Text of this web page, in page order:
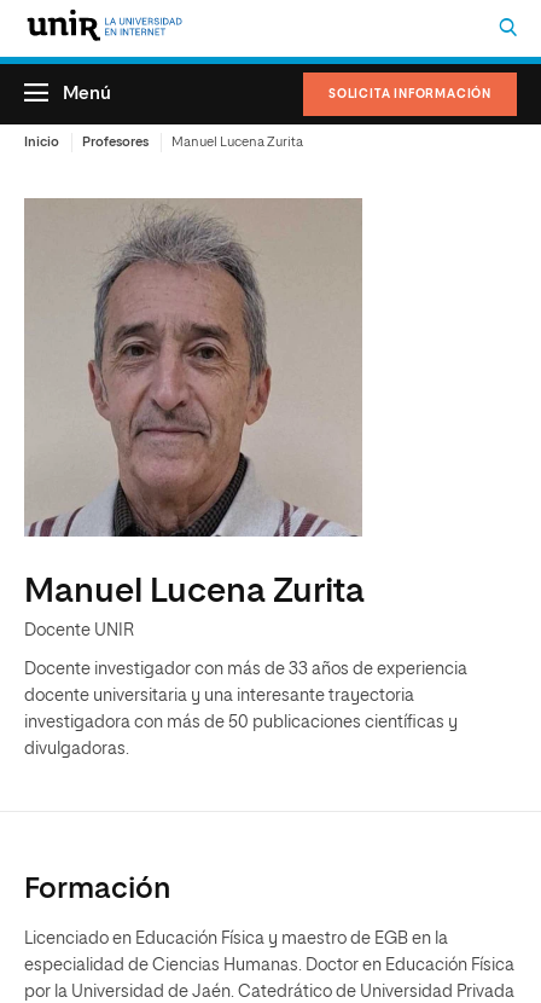
SOLICITA INFORMACIÓN
Menú
Inicio Profesores Manuel Lucena Zurita
Manuel Lucena Zurita
Docente UNIR
Docente investigador con más de 33 años de experiencia
docente universitaria y una interesante trayectoria
investigadora con más de 50 publicaciones científicas y
divulgadoras.
Formación
Licenciado en Educación Física y maestro de EGB en la
especialidad de Ciencias Humanas. Doctor en Educación Física
por la Universidad de Jaén. Catedrático de Universidad Privada